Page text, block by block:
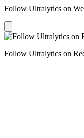
Follow Ultralytics on
Follow Ultralytics on